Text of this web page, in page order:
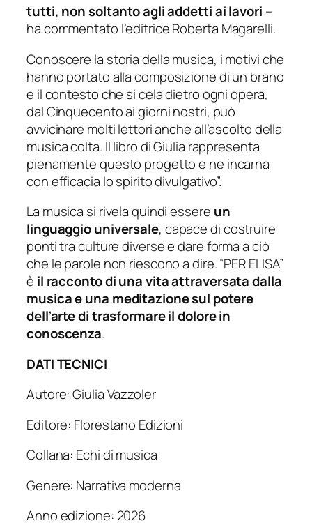
tutti, non soltanto agli addetti ai lavori –
ha commentato l’editrice Roberta Magarelli.
Conoscere la storia della musica, i motivi che
hanno portato alla composizione di un brano
e il contesto che si cela dietro ogni opera,
dal Cinquecento ai giorni nostri, può
avvicinare molti lettori anche all’ascolto della
musica colta. Il libro di Giulia rappresenta
pienamente questo progetto e ne incarna
con efficacia lo spirito divulgativo”.
La musica si rivela quindi essere un
linguaggio universale, capace di costruire
ponti tra culture diverse e dare forma a ciò
che le parole non riescono a dire. “PER ELISA”
è il racconto di una vita attraversata dalla
musica e una meditazione sul potere
dell’arte di trasformare il dolore in
conoscenza.
DATI TECNICI
Autore: Giulia Vazzoler
Editore: Florestano Edizioni
Collana: Echi di musica
Genere: Narrativa moderna
Anno edizione: 2026